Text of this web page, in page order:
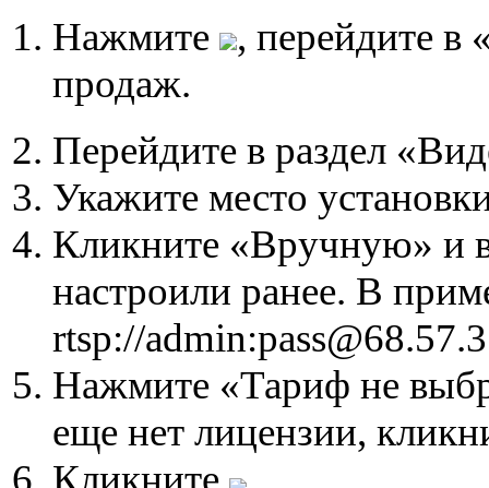
Нажмите
, перейдите в
продаж.
Перейдите в раздел
Укажите место
Кликните «Вручную» и
настроили ранее. В
rtsp://
Нажмите «Тариф не
еще нет лицензии,
Кликните